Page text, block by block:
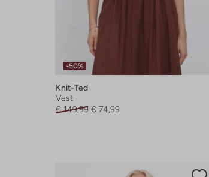
-50%
Knit-Ted
Vest
€ 149,99 € 74,99